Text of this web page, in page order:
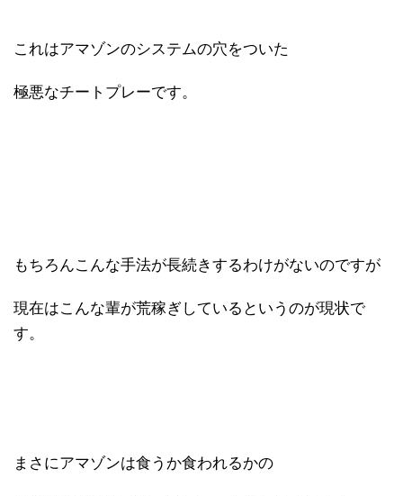
これはアマゾンのシステムの穴をついた
極悪なチートプレーです。
もちろんこんな手法が長続きするわけがないのですが
現在はこんな輩が荒稼ぎしているというのが現状で
す。
まさにアマゾンは食うか食われるかの